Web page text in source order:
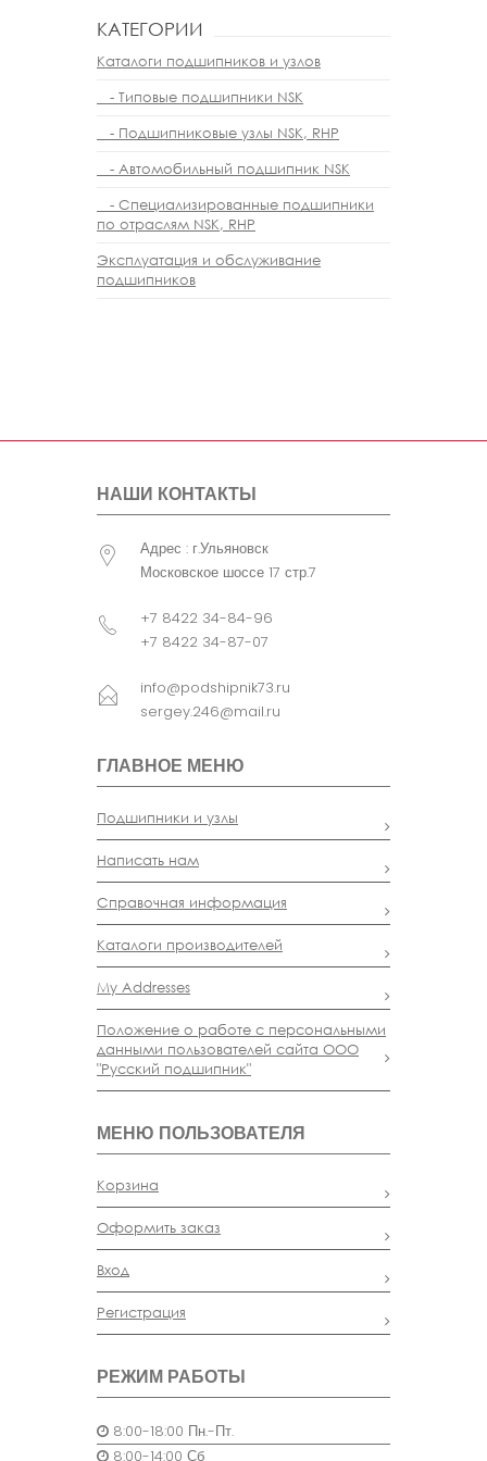
КАТЕГОРИИ
Каталоги подшипников и узлов
- Типовые подшипники NSK
- Подшипниковые узлы NSK, RHP
- Автомобильный подшипник NSK
- Специализированные подшипники
по отраслям NSK, RHP
Эксплуатация и обслуживание
подшипников
НАШИ КОНТАКТЫ
Адрес : г.Ульяновск
Московское шоссе 17 стр.7
+7 8422 34-84-96
+7 8422 34-87-07
info@podshipnik73.ru
sergey.246@mail.ru
ГЛАВНОЕ МЕНЮ
Подшипники и узлы
Написать нам
Справочная информация
Каталоги производителей
My Addresses
Положение о работе с персональными
данными пользователей сайта ООО
"Русский подшипник"
МЕНЮ ПОЛЬЗОВАТЕЛЯ
Корзина
Оформить заказ
Вход
Регистрация
РЕЖИМ РАБОТЫ
8:00-18:00 Пн.-Пт.
8:00-14:00 Сб